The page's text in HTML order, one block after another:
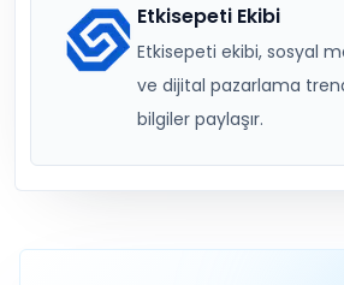
Etkisepeti Ekibi
Etkisepeti ekibi, sosyal
ve dijital pazarlama
bilgiler paylaşır.